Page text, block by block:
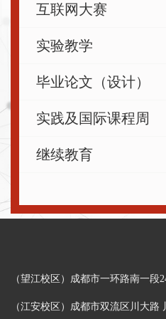
互联网大赛
实验教学
毕业论文（设计）
实践及国际课程周
继续教育
（望江校区）成都市一环路南一段
（江安校区）成都市双流区川大路